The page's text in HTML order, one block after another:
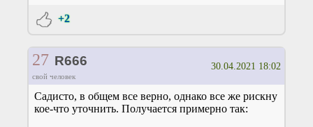
+2
27 R666
свой человек
30.04.2021 18:02
Садисто, в общем все верно, однако все же рискну
кое-что уточнить. Получается примерно так: